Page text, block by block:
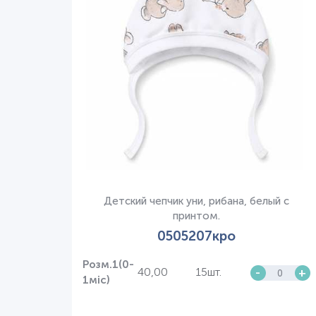
Детский чепчик уни, рибана, белый с
принтом.
0505207кро
Розм.1(0-
1міс)
40,00 15шт. - +